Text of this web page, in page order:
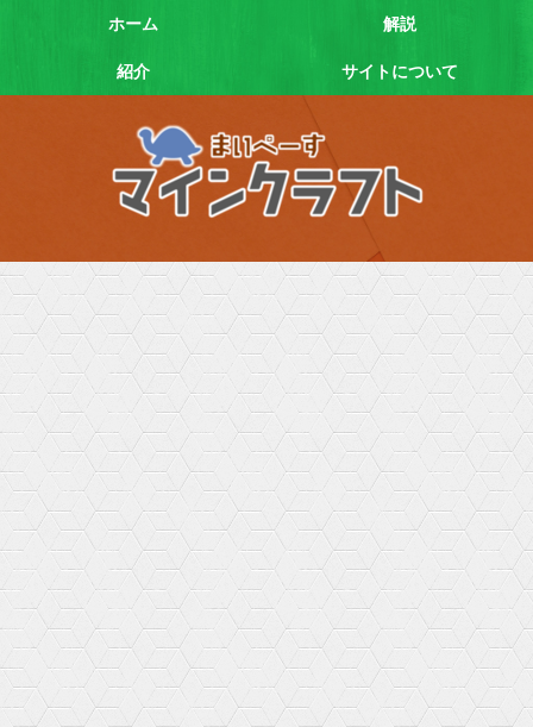
ホーム 解説
紹介 サイトについて